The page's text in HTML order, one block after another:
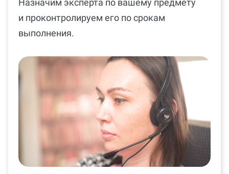
и проконтролируем его по срокам
выполнения.